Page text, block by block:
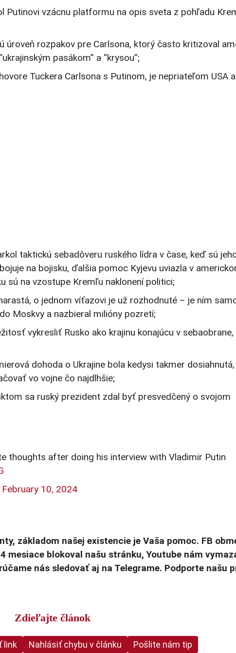
Putinovi vzácnu platformu na opis sveta z pohľadu
úroveň rozpakov pre Carlsona, ktorý často kritizoval
pasákom” a “krysou”;
Tuckera Carlsona s Putinom, je nepriateľom USA a
taktickú sebadôveru ruského lídra v čase, keď sú
na bojisku, ďalšia pomoc Kyjevu uviazla v
sú na vzostupe Kremľu naklonení politici;
o jednom víťazovi je už rozhodnuté – je ním
Moskvy a nazbieral milióny pozretí;
vykresliť Rusko ako krajinu konajúcu v sebaobrane,
dohoda o Ukrajine bola kedysi takmer
vo vojne čo najdlhšie;
sa ruský prezident zdal byť presvedčený o svojom
thoughts after doing his interview with Vladimir Putin
February 10, 2024
základom našej existencie je Vaša pomoc. FB
mesiace blokoval našu stránku, Youtube nám
nás sledovať aj na Telegrame. Podporte našu
Zdieľajte článok
link Nahlásiť chybu v článku Pošlite nám tip